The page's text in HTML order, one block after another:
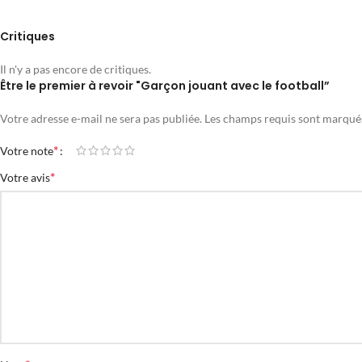
Critiques
Il n'y a pas encore de critiques.
Être le premier à revoir "Garçon jouant avec le football”
Votre adresse e-mail ne sera pas publiée. Les champs requis sont
Votre note*
Votre avis*